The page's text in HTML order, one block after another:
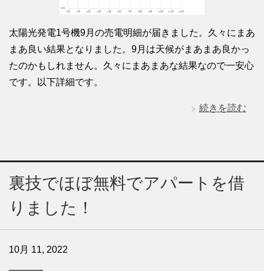
太陽光発電1号機9月の売電明細が届きました。久々にまあ
まあ良い結果となりました。9月は天候がまあまあ良かっ
たのかもしれません。久々にまあまあな結果なので一安心
です。以下詳細です。
続きを読む
裏技でほぼ無料でアパートを借
りました！
10月 11, 2022